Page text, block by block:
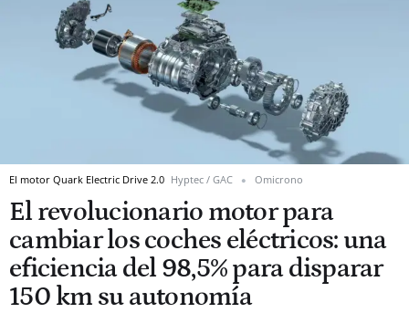
El motor Quark Electric Drive 2.0 Hyptec / GAC Omicrono
El revolucionario motor para
cambiar los coches eléctricos: una
eficiencia del 98,5% para disparar
150 km su autonomía